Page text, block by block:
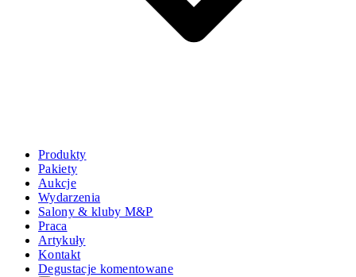
Produkty
Pakiety
Aukcje
Wydarzenia
Salony & kluby M&P
Praca
Artykuły
Kontakt
Degustacje komentowane